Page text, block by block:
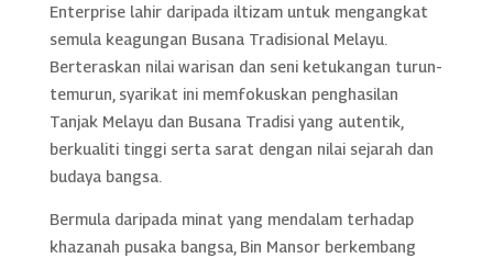
Enterprise lahir daripada iltizam untuk mengangkat
semula keagungan Busana Tradisional Melayu.
Berteraskan nilai warisan dan seni ketukangan turun-
temurun, syarikat ini memfokuskan penghasilan
Tanjak Melayu dan Busana Tradisi yang autentik,
berkualiti tinggi serta sarat dengan nilai sejarah dan
budaya bangsa.
Bermula daripada minat yang mendalam terhadap
khazanah pusaka bangsa, Bin Mansor berkembang